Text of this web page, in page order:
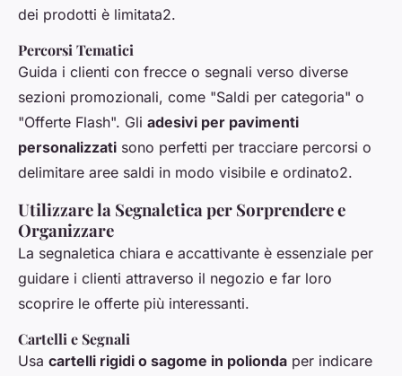
dei prodotti è limitata2.
Percorsi Tematici
Guida i clienti con frecce o segnali verso diverse
sezioni promozionali, come "Saldi per categoria" o
"Offerte Flash". Gli adesivi per pavimenti
personalizzati sono perfetti per tracciare percorsi o
delimitare aree saldi in modo visibile e ordinato2.
Utilizzare la Segnaletica per Sorprendere e
Organizzare
La segnaletica chiara e accattivante è essenziale per
guidare i clienti attraverso il negozio e far loro
scoprire le offerte più interessanti.
Cartelli e Segnali
Usa cartelli rigidi o sagome in polionda per indicare